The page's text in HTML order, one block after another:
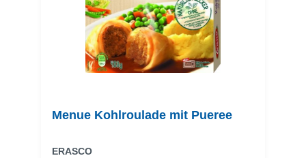
Menue Kohlroulade mit Pueree
ERASCO